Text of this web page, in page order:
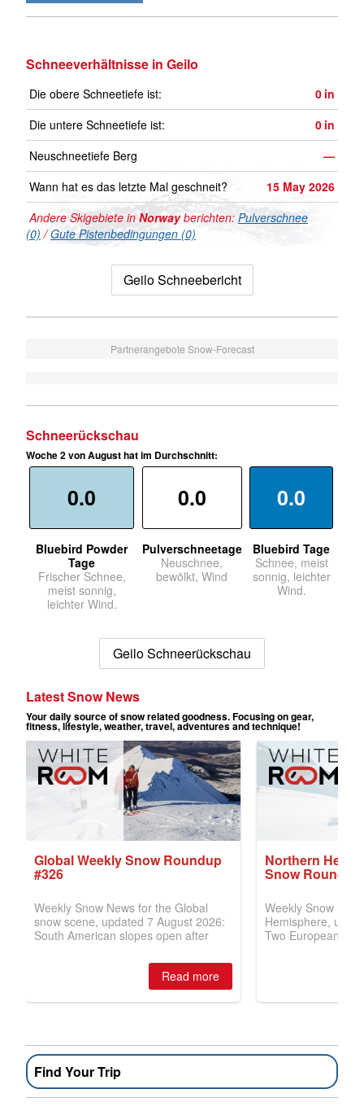
Schneeverhältnisse in Geilo
Die obere Schneetiefe ist: 0 in
Die untere Schneetiefe ist:
0 in
Neuschneetiefe Berg
—
Wann hat es das letzte Mal geschneit?
15 May 2026
Andere Skigebiete inNorwayberichten: Pulverschnee
(0) /Gute Pistenbedingungen (0)
Geilo Schneebericht
Partnerangebote Snow-Forecast
Schneerückschau
Woche 2 von August hat im Durchschnitt:
0.0
Bluebird Powder
Tage
Frischer Schnee,
meist sonnig,
leichter Wind.
0.0
Pulverschneetage
Neuschnee,
bewölkt, Wind
0.0
Bluebird Tage
Schnee, meist
sonnig, leichter
Wind.
Geilo Schneerückschau
Find Your Trip